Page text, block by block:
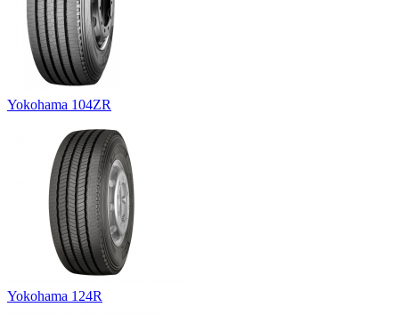
Yokohama 104ZR
Yokohama 124R